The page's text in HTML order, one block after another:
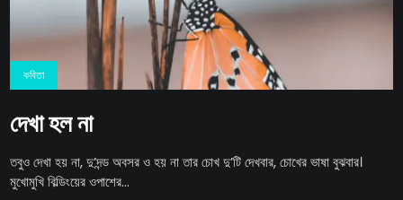
কবিতা
দেখা হল না
তবুও দেখা হয় না, দু’দন্ড অবসর ও হয় না তার চোখ দু’টি দেখবার, চোখের ভাষা বুঝবার।
মুখোমুখি বিল্ডিংয়ের ওপাশের...